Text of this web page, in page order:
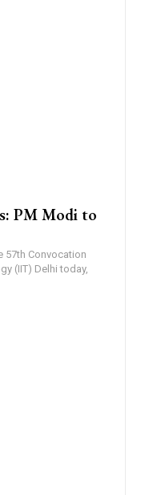
PM Modi to
57th Convocation
(IIT) Delhi today,